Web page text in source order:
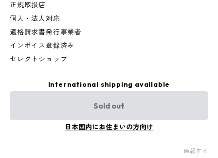
正規取扱店
個人・法人対応
適格請求書発行事業者
インボイス登録済み
セレクトショップ
International shipping available
Sold out
日本国内にお住まいの方向け
通報する